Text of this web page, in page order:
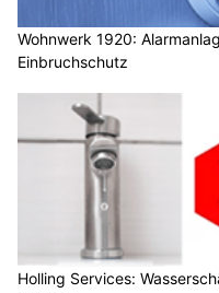
Wohnwerk 1920:
Einbruchschutz
Holling Services: